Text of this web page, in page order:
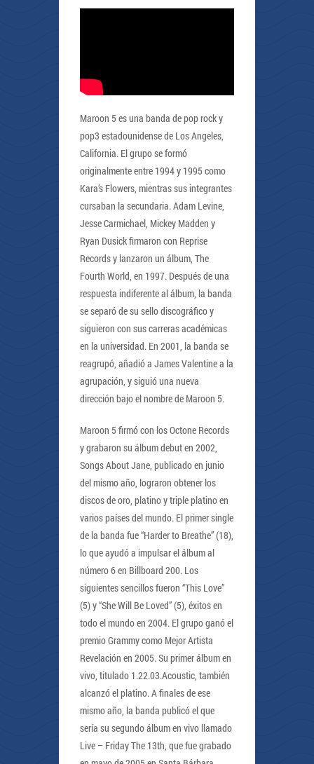
Maroon 5 es una banda de pop rock y
pop3 estadounidense de Los Angeles,
California. El grupo se formó
originalmente entre 1994 y 1995 como
Kara’s Flowers, mientras sus integrantes
cursaban la secundaria. Adam Levine,
Jesse Carmichael, Mickey Madden y
Ryan Dusick firmaron con Reprise
Records y lanzaron un álbum, The
Fourth World, en 1997. Después de una
respuesta indiferente al álbum, la banda
se separó de su sello discográfico y
siguieron con sus carreras académicas
en la universidad. En 2001, la banda se
reagrupó, añadió a James Valentine a la
agrupación, y siguió una nueva
dirección bajo el nombre de Maroon 5.
Maroon 5 firmó con los Octone Records
y grabaron su álbum debut en 2002,
Songs About Jane, publicado en junio
del mismo año, lograron obtener los
discos de oro, platino y triple platino en
varios países del mundo. El primer single
de la banda fue “Harder to Breathe” (18),
lo que ayudó a impulsar el álbum al
número 6 en Billboard 200. Los
siguientes sencillos fueron “This Love”
(5) y “She Will Be Loved” (5), éxitos en
todo el mundo en 2004. El grupo ganó el
premio Grammy como Mejor Artista
Revelación en 2005. Su primer álbum en
vivo, titulado 1.22.03.Acoustic, también
alcanzó el platino. A finales de ese
mismo año, la banda publicó el que
sería su segundo álbum en vivo llamado
Live – Friday The 13th, que fue grabado